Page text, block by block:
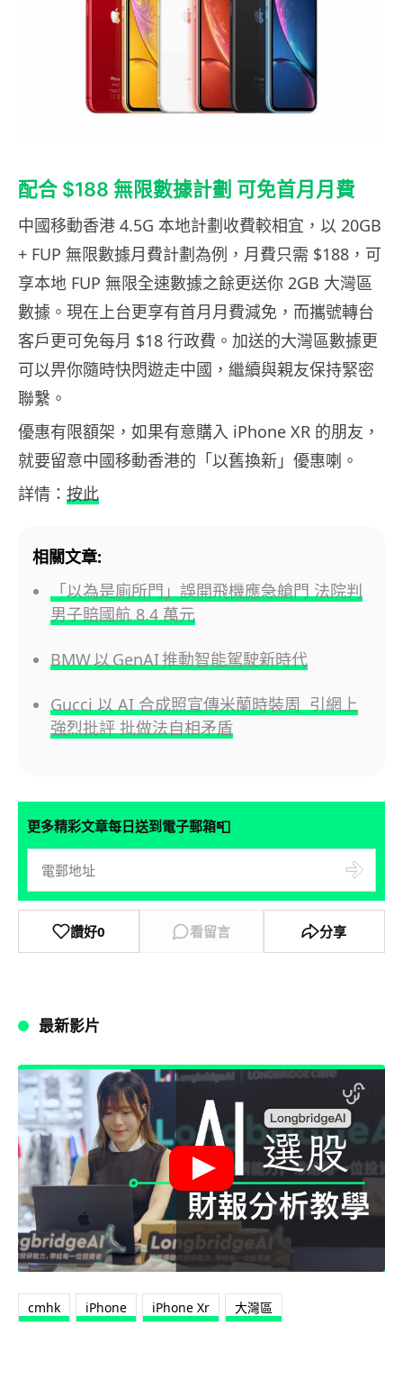
配合 $188 無限數據計劃 可免首月月費
中國移動香港 4.5G 本地計劃收費較相宜，以 20GB
+ FUP 無限數據月費計劃為例，月費只需 $188，可
享本地 FUP 無限全速數據之餘更送你 2GB 大灣區
數據。現在上台更享有首月月費減免，而攜號轉台
客戶更可免每月 $18 行政費。加送的大灣區數據更
可以畀你隨時快閃遊走中國，繼續與親友保持緊密
聯繫。
優惠有限額架，如果有意購入 iPhone XR 的朋友，
就要留意中國移動香港的「以舊換新」優惠喇。
詳情： 按此
相關文章:
「以為是廁所門」誤開飛機應急艙門 法院判
男子賠國航 8.4 萬元
BMW 以 GenAI 推動智能駕駛新時代
Gucci 以 AI 合成照宣傳米蘭時裝周 引網上
強烈批評 批做法自相矛盾
更多精彩文章每日送到電子郵箱📮
讚好0 看留言 分享
最新影片
cmhk iPhone iPhone Xr 大灣區